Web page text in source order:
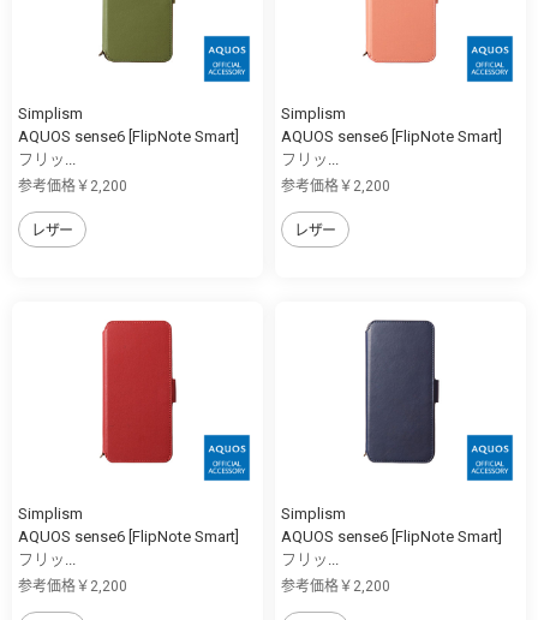
Simplism
AQUOS sense6 [FlipNote Smart]
フリッ...
参考価格￥2,200
レザー
Simplism
AQUOS sense6 [FlipNote Smart]
フリッ...
参考価格￥2,200
レザー
Simplism
AQUOS sense6 [FlipNote Smart]
フリッ...
参考価格￥2,200
Simplism
AQUOS sense6 [FlipNote Smart]
フリッ...
参考価格￥2,200